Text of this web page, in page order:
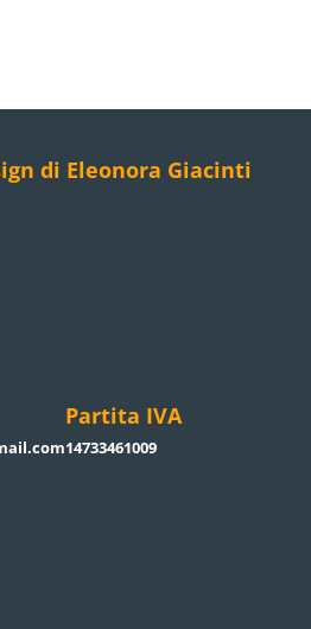
di Eleonora Giacinti
Partita IVA
14733461009